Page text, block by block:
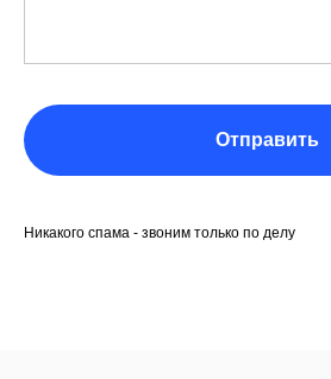
Отправить
Никакого спама - звоним только по делу